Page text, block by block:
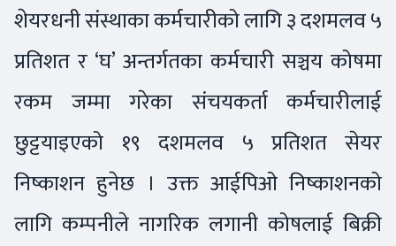
शेयरधनी संस्थाका कर्मचारीको लागि ३ दशमलव ५
प्रतिशत र ‘घ’ अन्तर्गतका कर्मचारी सञ्चय कोषमा
रकम जम्मा गरेका संचयकर्ता कर्मचारीलाई
छुट्टयाइएको १९ दशमलव ५ प्रतिशत सेयर
निष्काशन हुनेछ । उक्त आईपिओ निष्काशनको
लागि कम्पनीले नागरिक लगानी कोषलाई बिक्री